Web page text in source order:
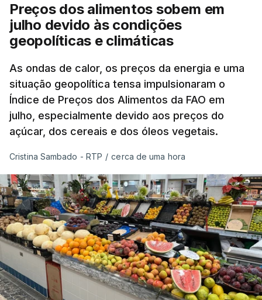
Preços dos alimentos sobem em
julho devido às condições
geopolíticas e climáticas
As ondas de calor, os preços da energia e uma
situação geopolítica tensa impulsionaram o
Índice de Preços dos Alimentos da FAO em
julho, especialmente devido aos preços do
açúcar, dos cereais e dos óleos vegetais.
Cristina Sambado - RTP / cerca de uma hora